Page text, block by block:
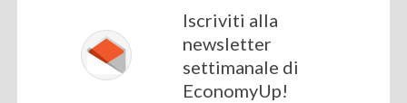
Iscriviti alla
newsletter
settimanale di
EconomyUp!